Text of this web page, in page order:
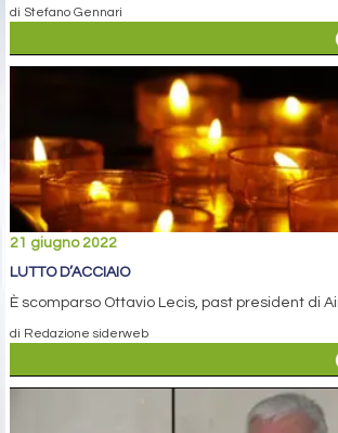
di Stefano Gennari
21 giugno 2022
LUTTO D’ACCIAIO
È scomparso Ottavio Lecis, past president di
di Redazione siderweb